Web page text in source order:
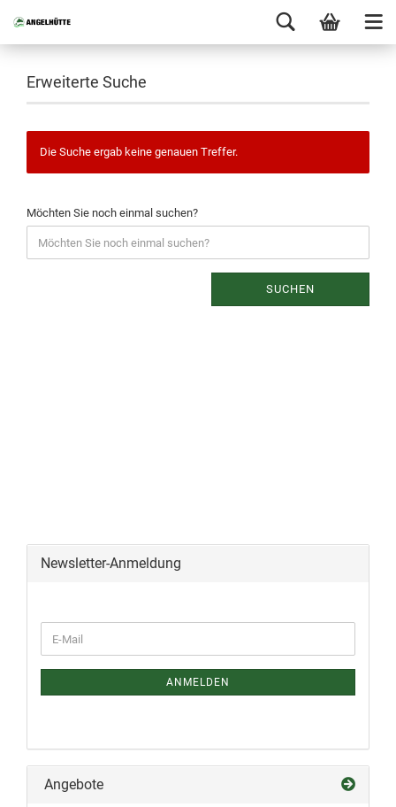
Erweiterte Suche
Die Suche ergab keine genauen Treffer.
Möchten Sie noch einmal suchen?
SUCHEN
Newsletter-Anmeldung
ANMELDEN
Angebote